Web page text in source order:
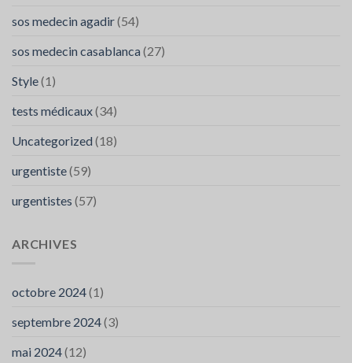
sos medecin agadir(54)
sos medecin casablanca (27)
Style(1)
tests médicaux(34)
Uncategorized (18)
urgentiste(59)
urgentistes (57)
ARCHIVES
octobre 2024(1)
septembre 2024(3)
mai 2024(12)